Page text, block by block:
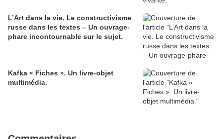
L’Art dans la vie. Le constructivisme
russe dans les textes – Un ouvrage-
phare incontournable sur le sujet.
Kafka « Fiches ». Un livre-objet
multimédia.